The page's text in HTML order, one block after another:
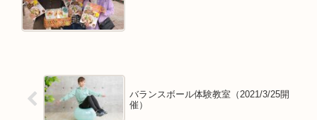
バランスボール体験教室（2021/3/25開
催）